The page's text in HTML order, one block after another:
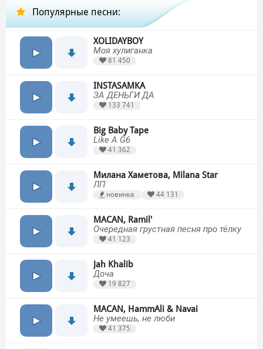
Популярные песни:
XOLIDAYBOY
Моя хулиганка
81 450
INSTASAMKA
ЗА ДЕНЬГИ ДА
133 741
Big Baby Tape
Like A G6
41 362
Милана Хаметова, Milana Star
ЛП
новинка 44 131
MACAN, Ramil'
Очередная грустная песня про тёлку
41 123
Jah Khalib
Доча
19 827
MACAN, HammAli & Navai
Не умеешь, не люби
41 375